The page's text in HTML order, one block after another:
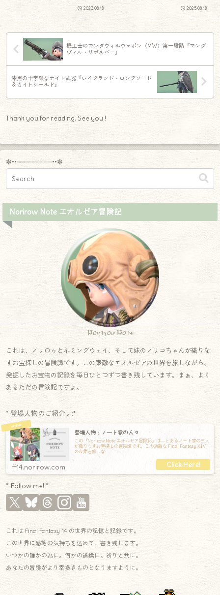
2023.08.18 2025.08.18
機工士のマンダヴィルウェポン（MW）第一段階『マンダ
ヴィル・リボルバー』
漆黒の十字架なナイト武器『レイクランド・ロングソード
＆カイトシールド』
Thank you for reading. See you !
✼••┈┈┈┈┈┈┈┈┈••✼
Norirow Note エオルゼア冒険記
Norirow Note
これは、ノリロゥとネミングウェイ、そして妹のノリコちゃんが織りな
すお宝探しの冒険譚です。この素敵なエオルゼアの世界を旅しながら、
発掘したお宝物の記録を毎日ひとつずつ書き残しています。まぁ、よく
あるただの冒険記ですよ。
* 登場人物のご紹介.｡.:*
登場人物：ノート家の人々
この『Norirow Note エオルゼア冒険記』は―とあるノート家の三人
が織りなすお宝探しの冒険譚です。この素敵な Final Fantasy XIV
の世界を旅しな
ff14.norirow.com
* Follow me! *
これは Final Fantasy 14 の世界の記憶と記録です。
この世界に感謝の気持ちを込めて、書き残します。
いつかの誰かの為に。何かの道標に。祈りと共に。
あなたの冒険がより幸多きものとなりますように。